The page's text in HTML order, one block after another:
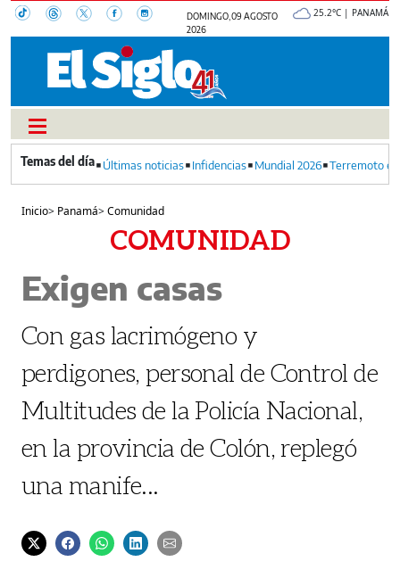
DOMINGO, 09 AGOSTO
2026
25.2°C | PANAMÁ
Últimas noticias Infidencias Mundial 2026 Terremoto
Inicio> Panamá>Comunidad
COMUNIDAD
Exigen casas
Con gas lacrimógeno y
perdigones, personal de Control de
Multitudes de la Policía Nacional,
en la provincia de Colón, replegó
una manife...